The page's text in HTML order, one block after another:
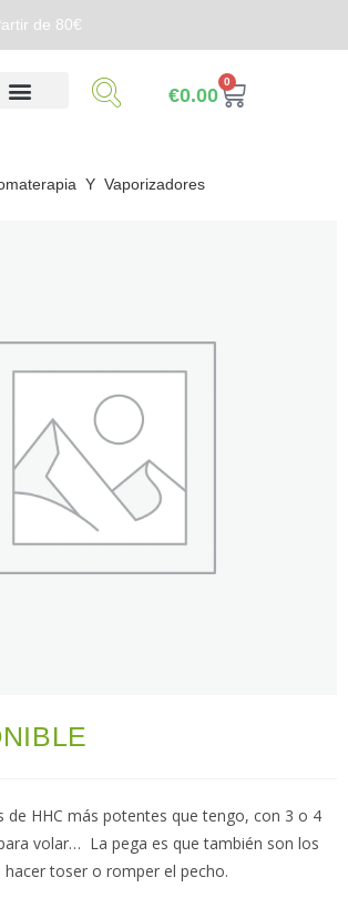
de 80€
€0.00
0
Y Vaporizadores
de HHC más potentes que tengo, con 3 o 4
volar… La pega es que también son los
toser o romper el pecho.